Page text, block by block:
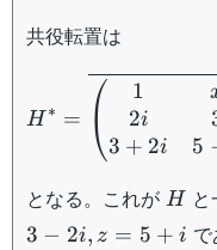
共役転置は
H ∗ = ⎝
⎛
1
2i
3 + 2i
5
となる。これが H
H
3 − 2i, z = 5 + i で